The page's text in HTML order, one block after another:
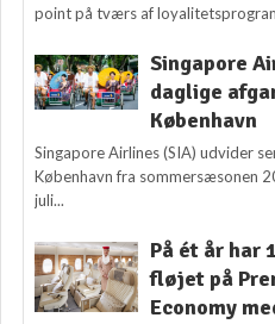
point på tværs af
Singapore
daglige
København
Singapore Airlines (SIA) udvider
København fra sommersæsonen
juli...
På ét år har
fløjet på
Economy